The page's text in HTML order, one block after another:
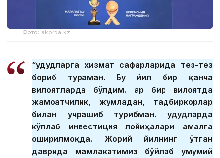
Фото: akorda.kz
“Ҳудудларга хизмат сафарларида тез-тез
бориб тураман. Бу йил бир қанча
вилоятларда бўлдим. Ҳар бир вилоятда
жамоатчилик, жумладан, тадбиркорлар
билан учрашиб турибман. Ҳудудларда
кўплаб инвестиция лойиҳалари амалга
оширилмоқда. Жорий йилнинг ўтган
даврида мамлакатимиз бўйлаб умумий